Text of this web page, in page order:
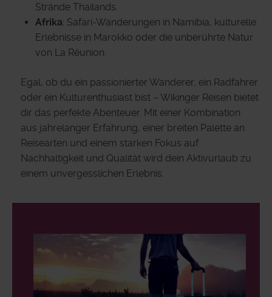
Strände Thailands.
Afrika: Safari-Wanderungen in Namibia, kulturelle
Erlebnisse in Marokko oder die unberührte Natur
von La Réunion.
Egal, ob du ein passionierter Wanderer, ein Radfahrer
oder ein Kulturenthusiast bist – Wikinger Reisen bietet
dir das perfekte Abenteuer. Mit einer Kombination
aus jahrelanger Erfahrung, einer breiten Palette an
Reisearten und einem starken Fokus auf
Nachhaltigkeit und Qualität wird dein Aktivurlaub zu
einem unvergesslichen Erlebnis.